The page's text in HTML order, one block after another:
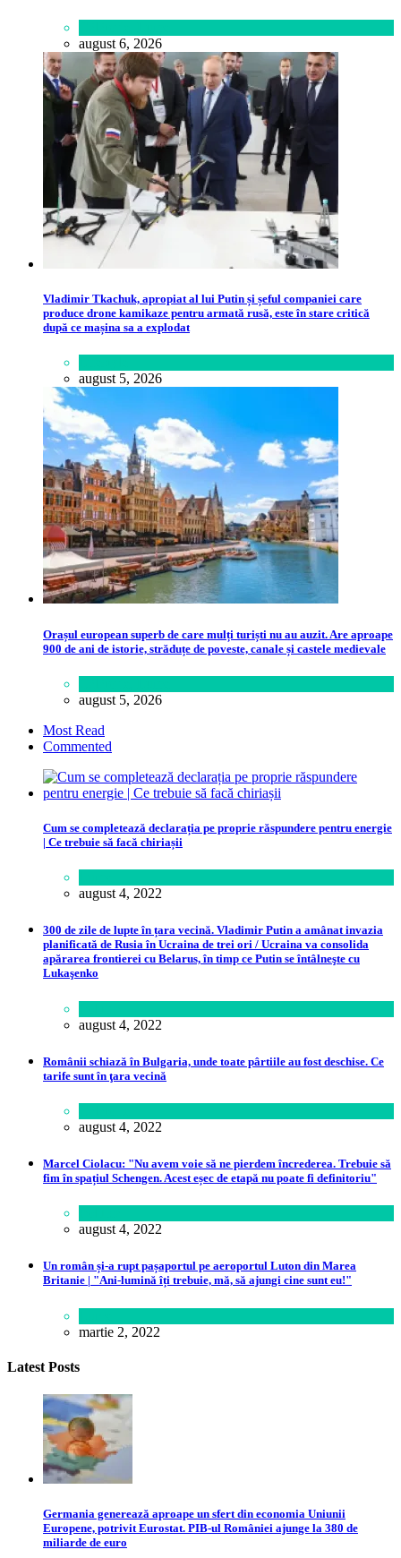
august 6, 2026
Vladimir Tkachuk, apropiat al lui Putin și șeful companiei care
produce drone kamikaze pentru armată rusă, este în stare critică
după ce mașina sa a explodat
august 5, 2026
Orașul european superb de care mulți turiști nu au auzit. Are aproape
900 de ani de istorie, străduțe de poveste, canale și castele medievale
august 5, 2026
Most Read
Commented
Cum se completează declarația pe proprie răspundere pentru energie
| Ce trebuie să facă chiriașii
august 4, 2022
300 de zile de lupte în țara vecină. Vladimir Putin a amânat invazia
planificată de Rusia în Ucraina de trei ori / Ucraina va consolida
apărarea frontierei cu Belarus, în timp ce Putin se întâlneşte cu
Lukaşenko
august 4, 2022
Românii schiază în Bulgaria, unde toate pârtiile au fost deschise. Ce
tarife sunt în ţara vecină
august 4, 2022
Marcel Ciolacu: "Nu avem voie să ne pierdem încrederea. Trebuie să
fim în spațiul Schengen. Acest eșec de etapă nu poate fi definitoriu"
august 4, 2022
Un român și-a rupt pașaportul pe aeroportul Luton din Marea
Britanie | "Ani-lumină îți trebuie, mă, să ajungi cine sunt eu!"
martie 2, 2022
Latest Posts
Germania generează aproape un sfert din economia Uniunii
Europene, potrivit Eurostat. PIB-ul României ajunge la 380 de
miliarde de euro